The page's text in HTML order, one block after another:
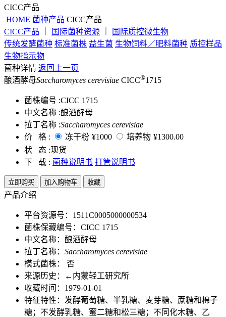
CICC产品
HOME 菌种产品 CICC产品
CICC产品
国际菌种资源
国际质控微生物
传统发酵菌种 标准菌株 益生菌 生物饲料／肥料菌种 质控样品
生物指示物
菌种详情 返回上一页
酿酒酵母Saccharomyces cerevisiae CICC®1715
菌株编号 :CICC 1715
中文名称 :酿酒酵母
拉丁名称 :Saccharomyces cerevisiae
价 格 :
冻干粉 ¥1000 培养物 ¥1300.00
状 态 :现货
下 载 : 菌种说明书 打管说明书
立即购买 加入购物车 收藏
产品介绍
平台资源号：1511C0005000000534
菌株保藏编号：CICC 1715
中文名称：酿酒酵母
拉丁名称： Saccharomyces cerevisiae
模式菌株： 否
来源历史：←内蒙轻工研究所
收藏时间：1979-01-01
特征特性：发酵葡萄糖、半乳糖、麦芽糖、蔗糖和棉子
糖；不发酵乳糖、蜜二糖和松三糖；不同化木糖、乙